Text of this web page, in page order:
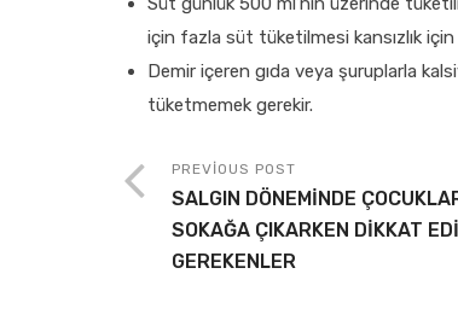
için fazla süt tüketilmesi kansızlık
Demir içeren gıda veya şuruplarla
tüketmemek gerekir.
PREVIOUS POST
SALGIN DÖNEMİNDE
SOKAĞA ÇIKARKEN DİKKAT
GEREKENLER